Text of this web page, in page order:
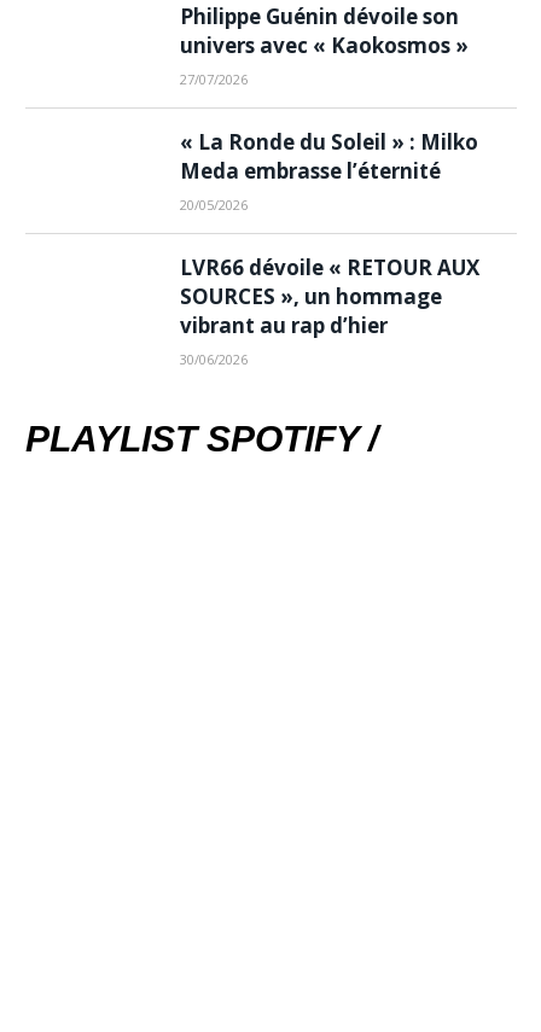
Philippe Guénin dévoile son
univers avec « Kaokosmos »
27/07/2026
« La Ronde du Soleil » : Milko
Meda embrasse l’éternité
20/05/2026
LVR66 dévoile « RETOUR AUX
SOURCES », un hommage
vibrant au rap d’hier
30/06/2026
PLAYLIST SPOTIFY /